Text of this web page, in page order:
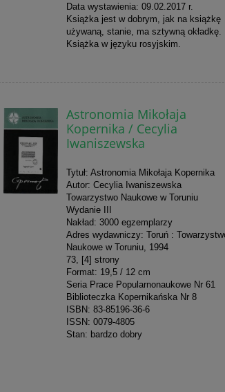
Data wystawienia: 09.02.2017 r.
Książka jest w dobrym, jak na książkę
używaną, stanie, ma sztywną okładkę.
Książka w języku rosyjskim.
Astronomia Mikołaja
Kopernika / Cecylia
Iwaniszewska
Tytuł: Astronomia Mikołaja Kopernika
Autor: Cecylia Iwaniszewska
Towarzystwo Naukowe w Toruniu
Wydanie III
Nakład: 3000 egzemplarzy
Adres wydawniczy: Toruń :
Naukowe w Toruniu, 1994
73, [4] strony
Format: 19,5 / 12 cm
Seria Prace Popularnonaukowe Nr 61
Biblioteczka Kopernikańska Nr 8
ISBN: 83-85196-36-6
ISSN: 0079-4805
Stan: bardzo dobry